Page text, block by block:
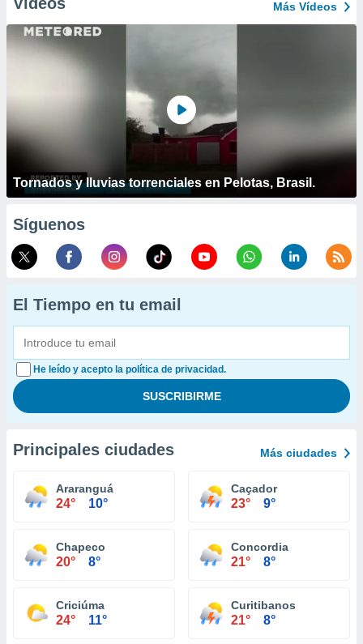
Más Vídeos
Tornados y lluvias torrenciales en Pelotas, Brasil.
Síguenos
El Tiempo en tu email
He leído y acepto la política de privacidad.
Principales ciudades Más ciudades
Araranguá
24° 10°
Caçador
23° 9°
Chapeco
20° 8°
Concordia
21° 8°
Criciúma
24° 11°
Curitibanos
21° 8°